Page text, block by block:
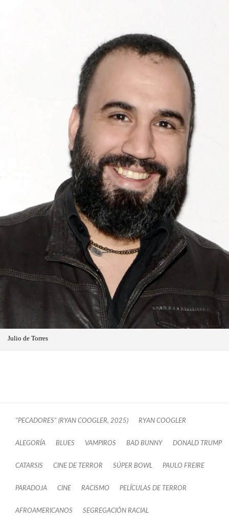
Julio de Torres
"PECADORES" (RYAN COOGLER, 2025) RYAN COOGLER
ALEGORÍA BLUES VAMPIROS BAD BUNNY DONALD TRUMP
CATARSIS CINE DE TERROR SÚPER BOWL PAULO FREIRE
PARADOJA CINE RACISMO PELÍCULAS DE TERROR
AFROAMERICANOS SEGREGACIÓN RACIAL